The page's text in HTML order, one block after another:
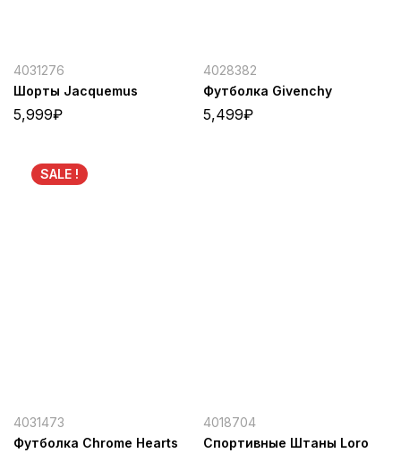
4031276
Шорты Jacquemus
5,999₽
4028382
Футболка Givenchy
5,499₽
SALE !
4031473
Футболка Chrome Hearts
4018704
Спортивные Штаны Loro